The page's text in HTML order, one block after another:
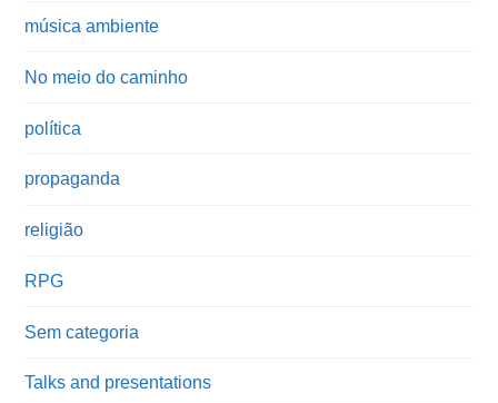
música ambiente
No meio do caminho
política
propaganda
religião
RPG
Sem categoria
Talks and presentations